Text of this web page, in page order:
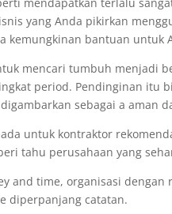
yang Anda pikirkan
kemungkinan bantuan
mencari tumbuh menjadi
period. Pendinginan itu
sebagai a aman
untuk kontraktor
tahu perusahaan yang
and time, organisasi
diperpanjang catatan.